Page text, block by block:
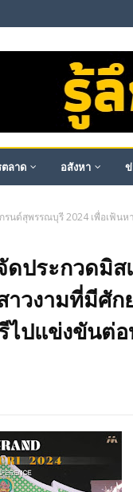
ลาด อสังหา
นด์สุพรรณบุรี 2024 เพื่อเฟ้น
ดประกวดมิ
วงามที่มีศัก
ปแข่งขันต่อ